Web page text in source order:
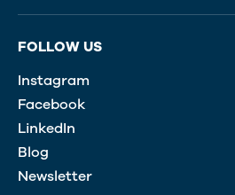
FOLLOW US
Instagram
Facebook
LinkedIn
Blog
Newsletter